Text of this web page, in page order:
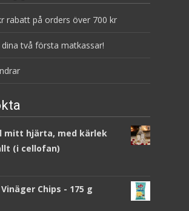
rabatt på orders över 700 kr
två första matkassar!
mitt hjärta, med kärlek
(i cellofan)
Chips - 175 g